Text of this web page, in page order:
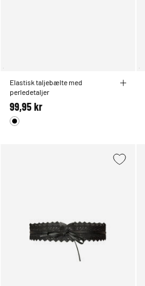
Elastisk taljebælte med
perledetaljer
99,95 kr